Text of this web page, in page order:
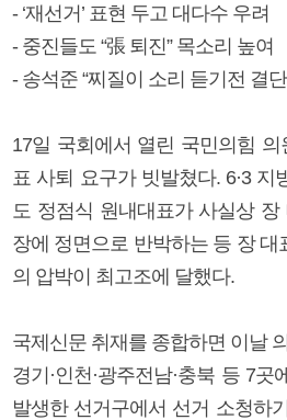
- ‘재선거’ 표현 두고 대다수 우려
- 중진들도 “張 퇴진” 목소리 높여
- 송석준 “찌질이 소리 듣기전 결단
17일 국회에서 열린 국민의힘
표 사퇴 요구가 빗발쳤다. 6·3 지
도 정점식 원내대표가 사실상 장
장에 정면으로 반박하는 등 장
의 압박이 최고조에 달했다.
국제신문 취재를 종합하면 이날
경기·인천·광주전남·충북 등 7
발생한 선거구에서 선거 소청하